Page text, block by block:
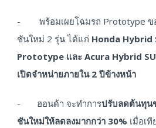
- พร้อมเผยโฉมรถ Prototype ขอ
ชันใหม่ 2 รุ่น ได้แก่ Honda Hybrid
Prototype และ Acura Hybrid
เปิดจำหน่ายภายใน 2 ปีข้างหน้า
- ฮอนด้า จะทำการปรับลดต้นทุนข
ชันใหม่ให้ลดลงมากกว่า 30% เมื่อเ